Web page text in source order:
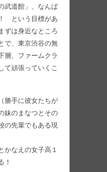
武道館」、なんば
という目標があ
ずは身近なところ
で、東京渋谷の無
層、ファームクラ
て頑張っていくこ
勝手に彼女たちが
妹のまなつとその
の先輩でもある現
かなえの女子高１
！